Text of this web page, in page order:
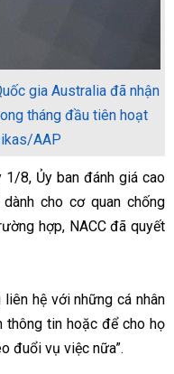
gia Australia đã nhận
tháng đầu tiên hoạt
AAP
8, Ủy ban đánh giá cao
cho cơ quan chống
hợp, NACC đã quyết
hệ với những cá nhân
tin hoặc để cho họ
đuổi vụ việc nữa”.